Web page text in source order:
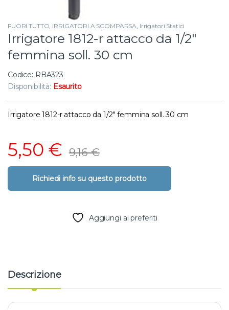
FUORI TUTTO, IRRIGATORI A SCOMPARSA, Irrigatori Statici
Irrigatore 1812-r attacco da 1/2″
femmina soll. 30 cm
Codice: RBA323
Disponibilità: Esaurito
Irrigatore 1812-r attacco da 1/2″ femmina soll. 30 cm
5,50 € 9,16€
Aggiungi ai preferiti
Descrizione